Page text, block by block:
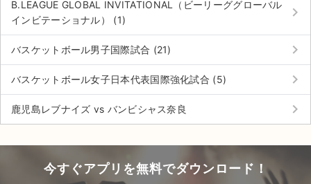
B.LEAGUE GLOBAL INVITATIONAL（ビーリーググローバル
インビテーショナル） (1)
keyboard_arrow_right
バスケットボール男子国際試合 (21) keyboard_arrow_right
バスケットボール女子日本代表国際強化試合 (5) keyboard_arrow_right
鹿児島レブナイズ vs バンビシャス奈良 keyboard_arrow_right
今すぐアプリを無料でダウンロード！